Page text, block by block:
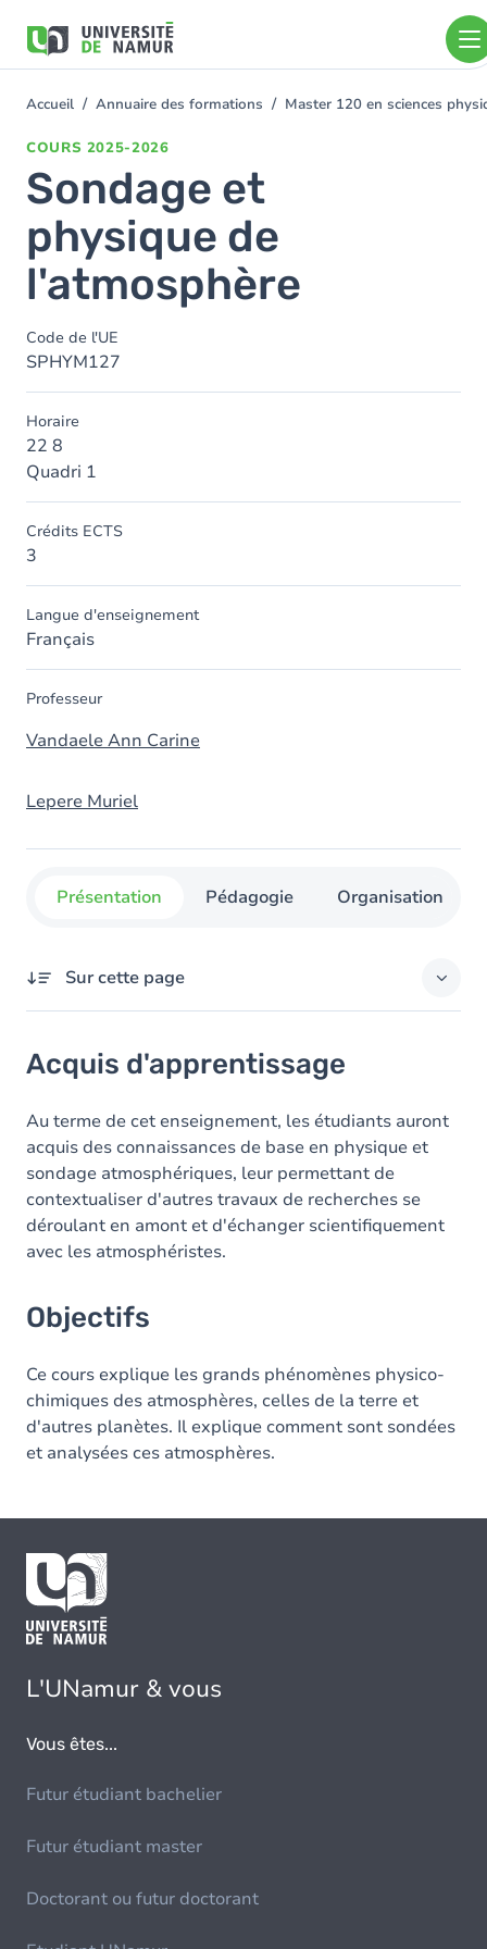
contenu
You
Accueil Annuaire des formations Master 120 en sciences
COURS 2025-2026
Sondage et
physique de
l'atmosphère
Code de l'UE
SPHYM127
Horaire
22 8
Quadri 1
Crédits ECTS
3
Langue d'enseignement
Français
Professeur
Vandaele Ann Carine
Lepere Muriel
Présentation Pédagogie Organisation
Sur cette page
Objectifs
Acquis d'apprentissage
Au terme de cet enseignement, les étudiants auront
acquis des connaissances de base en physique et
sondage atmosphériques, leur permettant de
contextualiser d'autres travaux de recherches se
déroulant en amont et d'échanger scientifiquement
avec les atmosphéristes.
Objectifs
Ce cours explique les grands phénomènes physico-
chimiques des atmosphères, celles de la terre et
d'autres planètes. Il explique comment sont sondées
et analysées ces atmosphères.
L'UNamur & vous
Vous êtes...
Futur étudiant bachelier
Futur étudiant master
Doctorant ou futur doctorant